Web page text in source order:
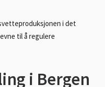
i det
til å regulere
i Bergen